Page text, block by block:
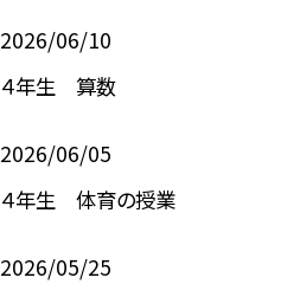
2026/06/10
４年生 算数
2026/06/05
４年生 体育の授業
2026/05/25